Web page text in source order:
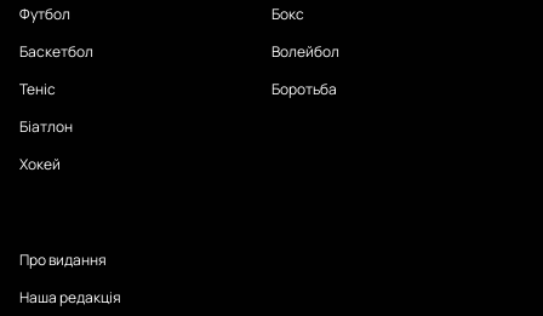
Футбол
Баскетбол
Теніс
Біатлон
Хокей
Бокс
Волейбол
Боротьба
Про видання
Наша редакція